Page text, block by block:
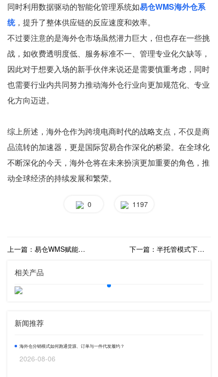
同时利用数据驱动的智能化管理系统如易仓WMS海外仓系
统，提升了整体供应链的反应速度和效率。
不过要注意的是海外仓市场虽然潜力巨大，但也存在一些挑
战，如收费透明度低、服务标准不一、管理专业化欠缺等，
因此对于想要入场的新手伙伴来说还是需要慎重考虑，同时
也需要行业内共同努力推动海外仓行业向更加规范化、专业
化方向迈进。
综上所述，海外仓作为跨境电商时代的战略支点，不仅是商
品流转的加速器，更是国际贸易合作深化的桥梁。在全球化
不断深化的今天，海外仓将在未来扮演更加重要的角色，推
动全球经济的持续发展和繁荣。
0 1197
上一篇：易仓WMS赋能海外仓，引领跨境电商物流新趋势 下一篇：半托管模式下海外仓的智能化转型与WMS解决方案
相关产品
新闻推荐
海外仓分销模式如何跑通货源、订单与一件代发履约？
2026-08-06